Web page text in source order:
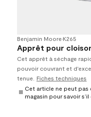
Benjamin Moore•K265
Apprêt pour
Cet apprêt à séchage
pouvoir couvrant et
tenue.
Fiches techniques
Cet article ne peut pas
magasin pour savoir